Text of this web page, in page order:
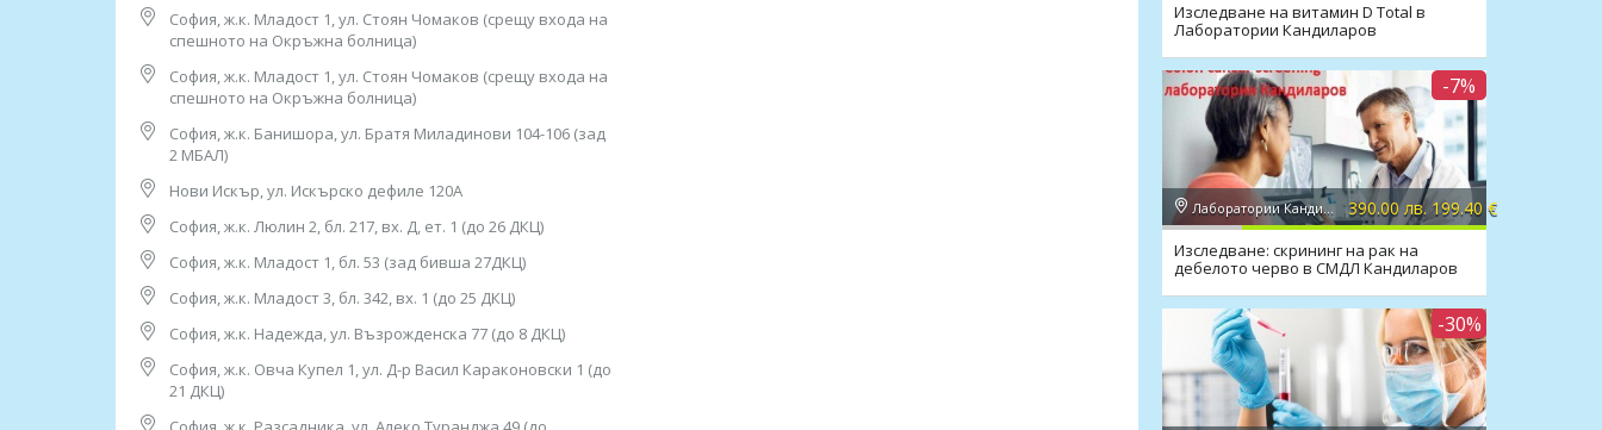
• Картоф;
• Пипер (зелен,червен и жълт);
• Червено цвекло;
• Ябълка, Круша;
• Касис;
• Банан;
• Диня, Пъпеши;
• Маслина (черна и зелена);
• Портокал, грейпфрут, лимон;
• Ягода, Малина, Боровинка;
София, ж.к. Младост 1, ул. Стоян Чомаков (срещу входа на
спешното на Окръжна болница)
София, ж.к. Младост 1, ул. Стоян Чомаков (срещу входа на
спешното на Окръжна болница)
София, ж.к. Банишора, ул. Братя Миладинови 104-106 (зад
2 МБАЛ)
Нови Искър, ул. Искърско дефиле 120А
София, ж.к. Люлин 2, бл. 217, вх. Д, ет. 1 (до 26 ДКЦ)
София, ж.к. Младост 1, бл. 53 (зад бивша 27ДКЦ)
София, ж.к. Младост 3, бл. 342, вх. 1 (до 25 ДКЦ)
София, ж.к. Надежда, ул. Възрожденска 77 (до 8 ДКЦ)
София, ж.к. Овча Купел 1, ул. Д-р Васил Караконовски 1 (до
21 ДКЦ)
Изследване на витамин D Total в
Лаборатории Кандиларов
-7%
Лаборатории Кандиларов 390.00 лв. 199.40 €
Изследване: скрининг на рак на
дебелото черво в СМДЛ Кандиларов
-30%